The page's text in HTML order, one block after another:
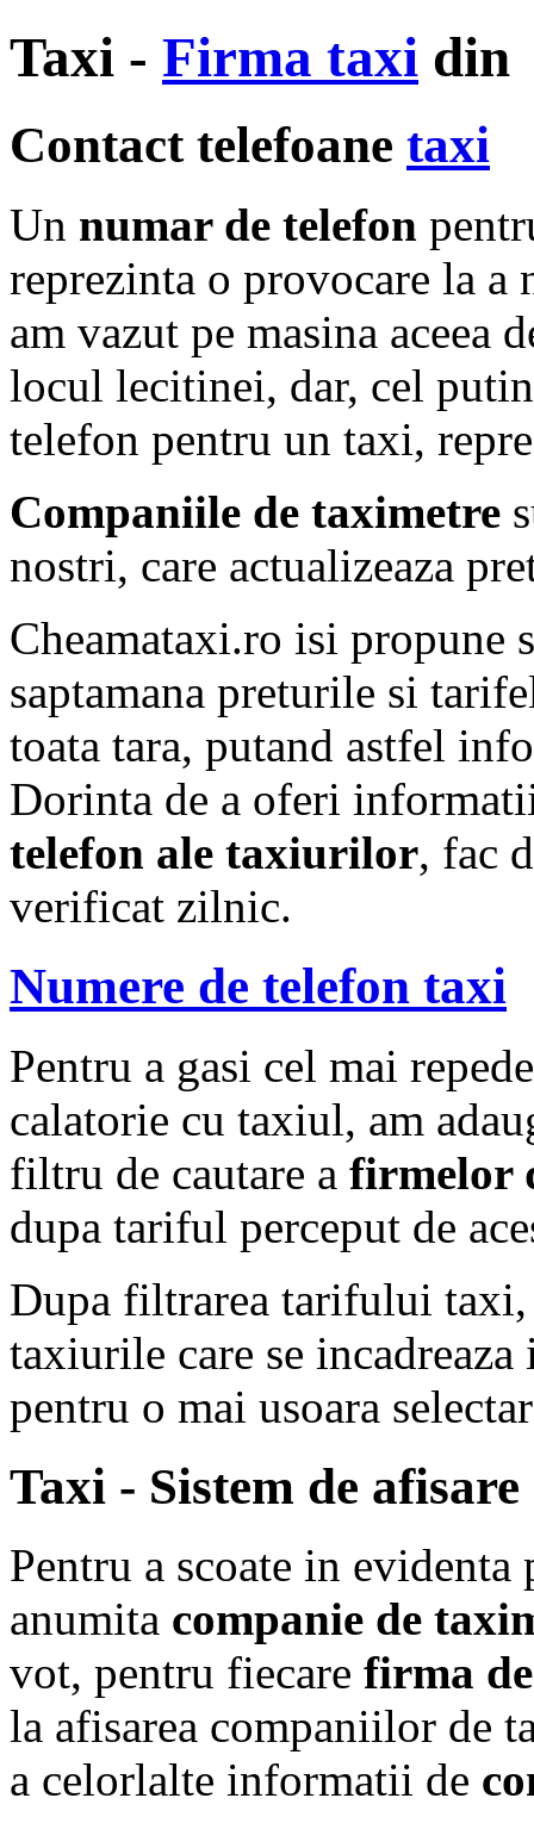
Taxi - Firma taxi din
Contact telefoane taxi
Un numar de telefon
reprezinta o provocare la a
am vazut pe masina aceea
locul lecitinei, dar, cel
telefon pentru un taxi,
Companiile de taximetre
nostri, care actualizeaza
Cheamataxi.ro isi propune
saptamana preturile si
toata tara, putand astfel
Dorinta de a oferi
telefon ale taxiurilor, fac
verificat zilnic.
Numere de telefon taxi
Pentru a gasi cel mai
calatorie cu taxiul, am
filtru de cautare a firmelor
dupa tariful perceput de
Dupa filtrarea tarifului
taxiurile care se
pentru o mai usoara
Taxi - Sistem de
Pentru a scoate in evidenta
anumita companie de
vot, pentru fiecare firma
la afisarea companiilor de
a celorlalte informatii de